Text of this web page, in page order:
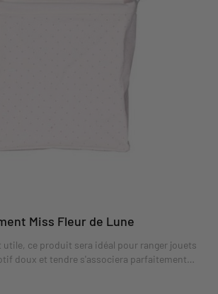
Miss Fleur de Lune
ce produit sera idéal pour ranger jouets
doux et tendre s'associera parfaitement